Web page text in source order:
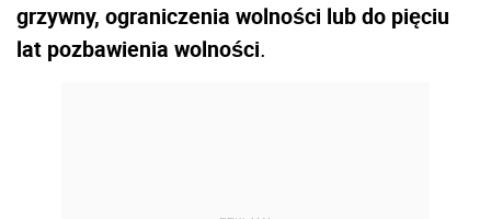
grzywny, ograniczenia wolności lub do pięciu
lat pozbawienia wolności.